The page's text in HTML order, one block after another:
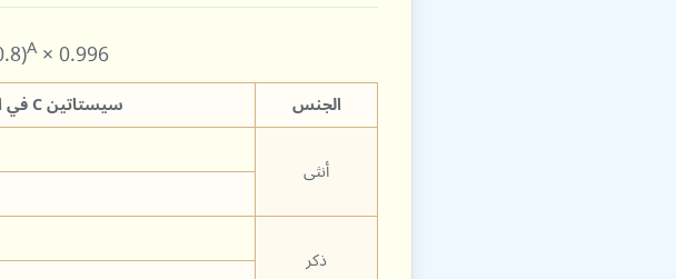
A× 0.996
الجنس سيستاتين C في المصل (Scys) (مجم/لتر)
أنثى
ذكر